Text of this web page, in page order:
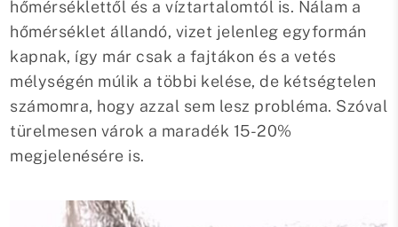
hőmérséklettől és a víztartalomtól is. Nálam a
hőmérséklet állandó, vizet jelenleg egyformán
kapnak, így már csak a fajtákon és a vetés
mélységén múlik a többi kelése, de kétségtelen
számomra, hogy azzal sem lesz probléma. Szóval
türelmesen várok a maradék 15-20%
megjelenésére is.